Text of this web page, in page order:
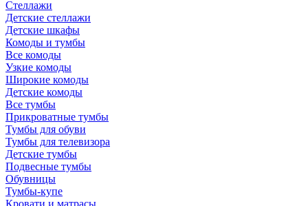
Стеллажи
Детские стеллажи
Детские шкафы
Комоды и тумбы
Все комоды
Узкие комоды
Широкие комоды
Детские комоды
Все тумбы
Прикроватные тумбы
Тумбы для обуви
Тумбы для телевизора
Детские тумбы
Подвесные тумбы
Обувницы
Тумбы-купе
Кровати и матрасы